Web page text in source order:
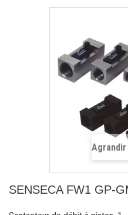
SENSECA FW1 GP-